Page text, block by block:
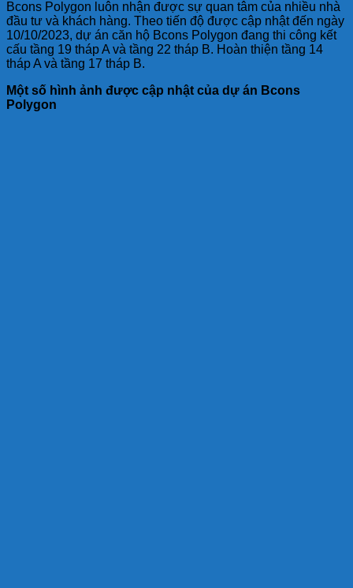
Bcons Polygon luôn nhận được sự quan tâm của nhiều nhà
đầu tư và khách hàng. Theo tiến độ được cập nhật đến ngày
10/10/2023, dự án căn hộ Bcons Polygon đang thi công kết
cấu tầng 19 tháp A và tầng 22 tháp B. Hoàn thiện tầng 14
tháp A và tầng 17 tháp B.
Một số hình ảnh được cập nhật của dự án Bcons
Polygon